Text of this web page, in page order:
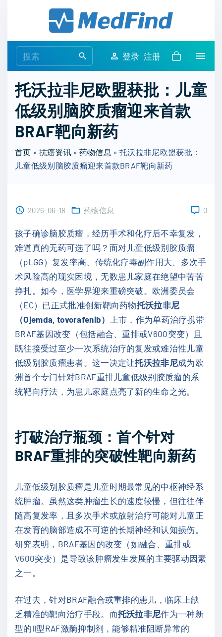
e
r
c
h
f
r
:
登录 注册
托沃拉非尼欧盟获批：儿童
低级别脑胶质瘤迎来首款
BRAF靶向新药
首页 » 抗癌资讯» 药物信息 »托沃拉非尼欧盟获批：
儿童低级别脑胶质瘤迎来首款BRAF靶向新药
2026-06-18 药物信息 0
孩子确诊脑胶质瘤，经历手术和化疗后不幸复发，
难道真的无药可选了吗？面对儿童低级别胶质瘤
（pLGG）复发率高、传统化疗毒副作用大、多次手
术风险高的现实困境，无数患儿家庭在绝望中苦苦
挣扎。如今，医学界迎来重磅突破。欧洲委员会
（EC）已正式批准创新靶向药物托沃拉非尼
（Ojemda, tovorafenib）
上市，作为单药治疗携带
BRAF基因改变（包括融合、重排或V600突变）且
既往接受过至少一次系统治疗的复发或难治性儿童
低级别胶质瘤患者。这一决定让托沃拉非尼成为欧
洲首个专门针对BRAF重排儿童低级别胶质瘤的系
统靶向疗法，为患儿家庭点亮了新的生命之光。
打破治疗瓶颈：首个针对
BRAF重排的突破性靶向新药
儿童低级别胶质瘤是儿童时期最常见的中枢神经系
统肿瘤。虽然这类肿瘤生长的速度较慢，但往往伴
随高复发率，且多次手术或放射治疗可能对儿童正
在发育的脑部造成不可逆的长期神经和认知损伤。
研究表明，BRAF基因的改变（如融合、重排或
V600突变）是导致该肿瘤发生发展的主要驱动因素
之一。
在过去，针对BRAF融合或重排的患儿，临床上缺
乏精准的靶向治疗手段。而托沃拉非尼作为一种新
型的II型RAF激酶抑制剂，能够精准阻断异常的